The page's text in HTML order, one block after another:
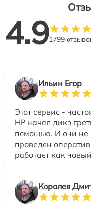
4.91799
Ильин Егор
Этот сервис -
HP начал дико
помощью. И они не
проведен
работает как
Королев